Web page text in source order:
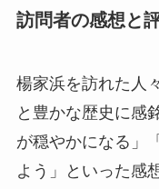
訪問者の感想と
楊家浜を訪れた人
と豊かな歴史に感
が穏やかになる」
よう」といった感